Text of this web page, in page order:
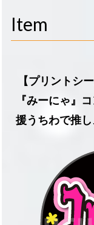
Item
【プリントシ
『みーにゃ』
援うちわで推